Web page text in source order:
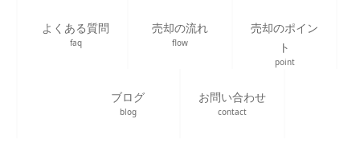
よくある質問
faq
売却の流れ
flow
売却のポイン
ト
point
ブログ
blog
お問い合わせ
contact